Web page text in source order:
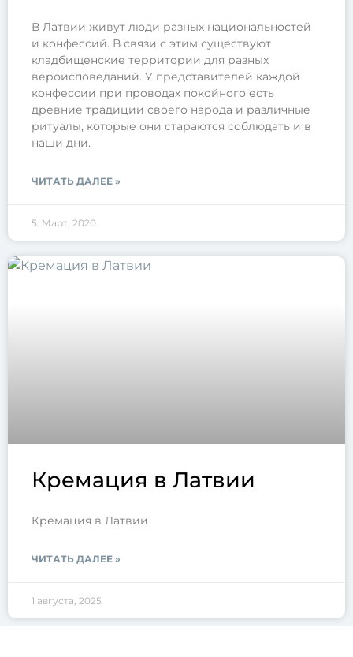
В Латвии живут люди разных национальностей
и конфессий. В связи с этим существуют
кладбищенские территории для разных
вероисповеданий. У представителей каждой
конфессии при проводах покойного есть
древние традиции своего народа и различные
ритуалы, которые они стараются соблюдать и в
наши дни.
ЧИТАТЬ ДАЛЕЕ »
5. Март, 2020
Кремация в Латвии
Кремация в Латвии
ЧИТАТЬ ДАЛЕЕ »
1 августа, 2025